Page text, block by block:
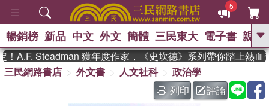
5
GO
熱搜： 東野圭吾 、 The Odyssey
、 如果歷史是一群喵 、 暑期
國際布克獎 臺灣漫遊錄 、 方
暢銷榜 新品 中文 外文 簡體 三民東大 電子書 親子
A.F. Steadman 獲年度作家，《史坎德》系列帶你踏上熱血奇
三民網路書店
外文書 人文社科
政治學
列印
評論